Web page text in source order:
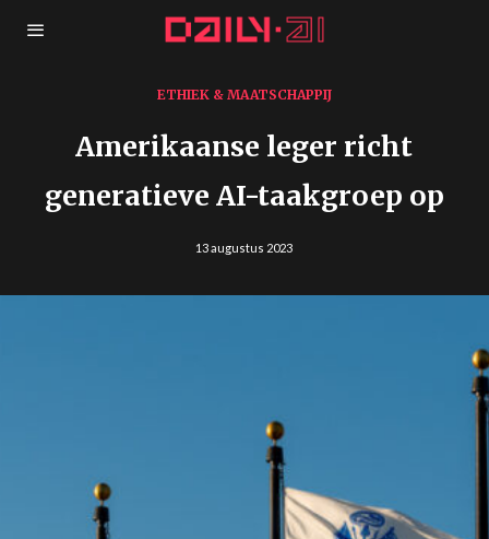
ETHIEK & MAATSCHAPPIJ
Amerikaanse leger richt
generatieve AI-taakgroep op
13 augustus 2023